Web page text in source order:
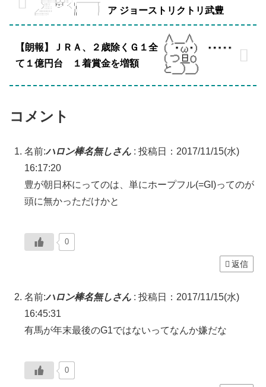
ア ジョーストリクトリ武豊
【朗報】ＪＲＡ、２歳除くＧ１全
て１億円台 １着賞金を増額
コメント
名前:ハロン棒名無しさん : 投稿日：2017/11/15(水)
16:17:20
豊が朝日杯にってのは、単にホープフル(=GI)ってのが
頭に無かっただけかと
0
返信
名前:ハロン棒名無しさん : 投稿日：2017/11/15(水)
16:45:31
有馬が年末最後のG1ではないってなんか嫌だな
0